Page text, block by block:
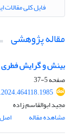
فایل کلی مقالات
مقاله پژوهشی
بینش و گرایش فطری
صفحه5-37
مجید ابوالقاسم زاده
مشاهده مقاله